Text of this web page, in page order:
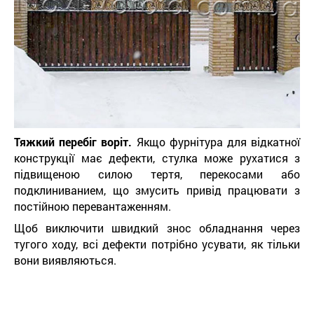
Тяжкий перебіг воріт. Якщо фурнітура для відкатної
конструкції має дефекти, стулка може рухатися з
підвищеною силою тертя, перекосами або
подклиниванием, що змусить привід працювати з
постійною перевантаженням.
Щоб виключити швидкий знос обладнання через
тугого ходу, всі дефекти потрібно усувати, як тільки
вони виявляються.